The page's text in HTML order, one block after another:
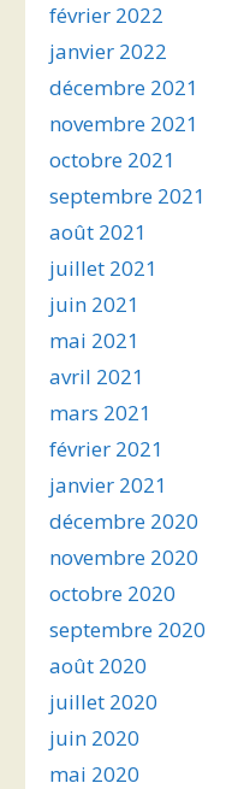
février 2022
janvier 2022
décembre 2021
novembre 2021
octobre 2021
septembre 2021
août 2021
juillet 2021
juin 2021
mai 2021
avril 2021
mars 2021
février 2021
janvier 2021
décembre 2020
novembre 2020
octobre 2020
septembre 2020
août 2020
juillet 2020
juin 2020
mai 2020